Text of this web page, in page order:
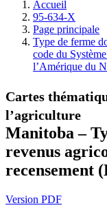
Accueil
95-634-X
Page principale
Type de ferme
code du
l’Amérique du
Cartes
l’agriculture
Manitoba –
revenus
recensement
Version PDF